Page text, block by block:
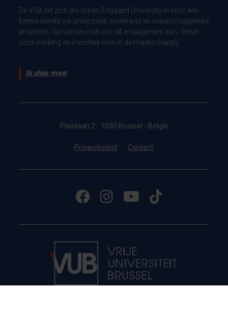
De VUB zet zich als Urban Engaged University in voor een
betere wereld via onderzoek, onderwijs en maatschappelijke
projecten. Ga samen met ons dit engagement aan. Steun
onze werking en investeer mee in de maatschappij.
Ik doe mee
Pleinlaan 2 - 1050 Brussel - België
Privacybeleid Contact